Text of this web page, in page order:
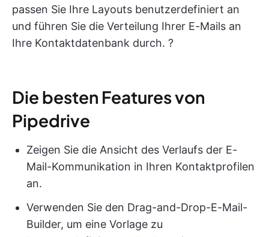
passen Sie Ihre Layouts benutzerdefiniert an
und führen Sie die Verteilung Ihrer E-Mails an
Ihre Kontaktdatenbank durch. ?
Die besten Features von
Pipedrive
Zeigen Sie die Ansicht des Verlaufs der E-
Mail-Kommunikation in Ihren Kontaktprofilen
an.
Verwenden Sie den Drag-and-Drop-E-Mail-
Builder, um eine Vorlage zu